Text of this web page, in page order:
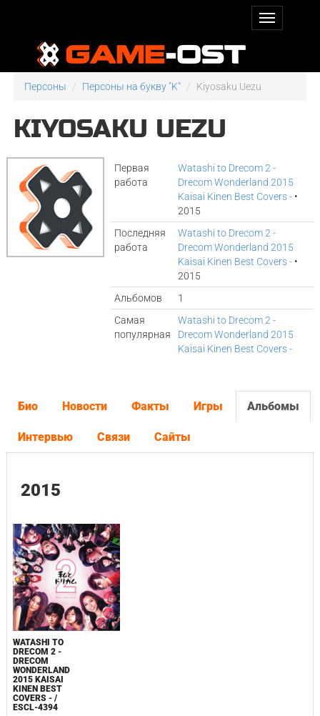
Персоны Персоны на букву "K" Kiyosaku Uezu
KIYOSAKU UEZU
Первая
работа
Watashi to Drecom 2 -
Drecom Wonderland 2015
Kaisai Kinen Best Covers - •
2015
Последняя
работа
Watashi to Drecom 2 -
Drecom Wonderland 2015
Kaisai Kinen Best Covers - •
2015
Альбомов
1
Самая
популярная
Watashi to Drecom 2 -
Drecom Wonderland 2015
Kaisai Kinen Best Covers -
Био Новости Факты Игры Альбомы
Интервью Связи Сайты
2015
WATASHI TO
DRECOM 2 -
DRECOM
WONDERLAND
2015 KAISAI
KINEN BEST
COVERS - /
ESCL-4394